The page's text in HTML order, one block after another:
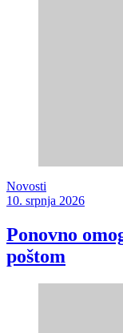
Novosti
10. srpnja 2026
Ponovno
poštom